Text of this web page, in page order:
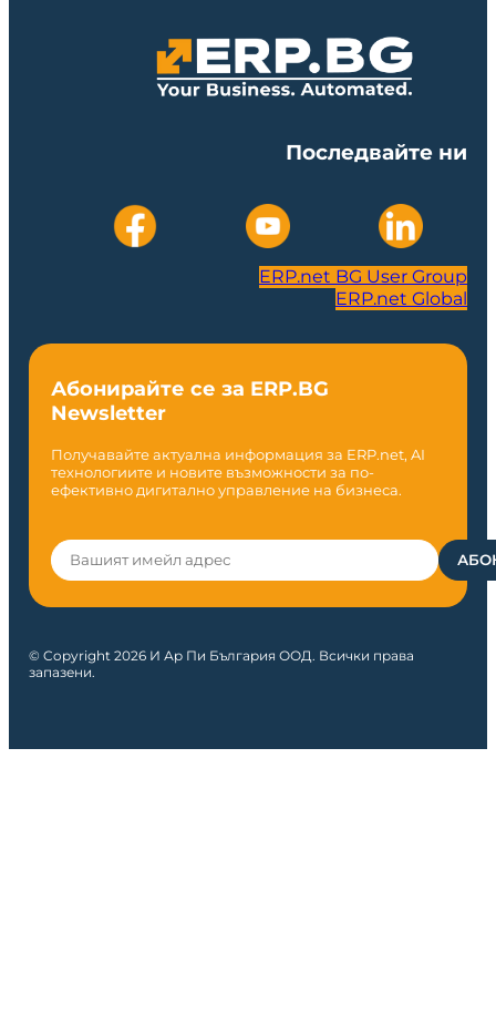
Последвайте ни
ERP.net BG User Group
ERP.net Global
Абонирайте се за ERP.BG
Newsletter
Получавайте актуална информация за ERP.net, AI
технологиите и новите възможности за по-
ефективно дигитално управление на бизнеса.
© Copyright 2026 И Ар Пи България ООД. Всички права
запазени.